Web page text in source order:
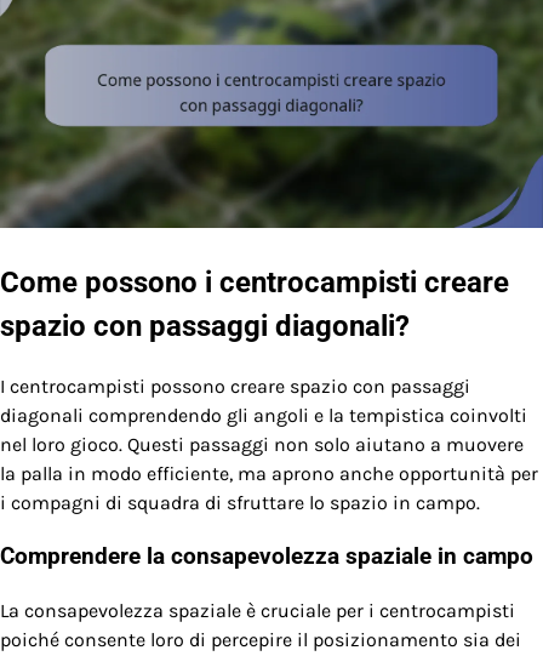
Come possono i centrocampisti creare
spazio con passaggi diagonali?
I centrocampisti possono creare spazio con passaggi
diagonali comprendendo gli angoli e la tempistica coinvolti
nel loro gioco. Questi passaggi non solo aiutano a muovere
la palla in modo efficiente, ma aprono anche opportunità per
i compagni di squadra di sfruttare lo spazio in campo.
Comprendere la consapevolezza spaziale in campo
La consapevolezza spaziale è cruciale per i centrocampisti
poiché consente loro di percepire il posizionamento sia dei